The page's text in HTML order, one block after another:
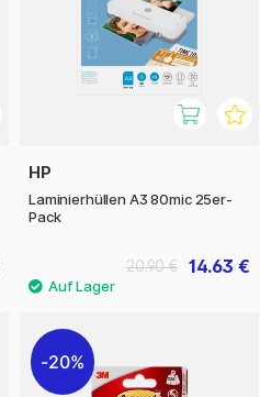
HP
Laminierhüllen A3 80mic 25er-
Pack
14.63 €
20.90 €
20%